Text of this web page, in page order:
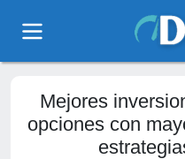
Mejores
opciones con